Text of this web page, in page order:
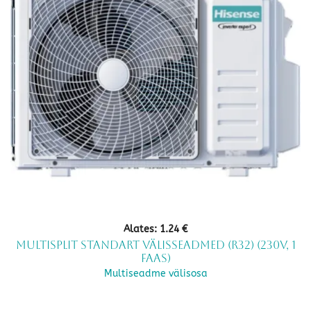
Alates: 1.24 €
Multisplit standart välisseadmed (R32) (230V, 1
faas)
Multiseadme välisosa